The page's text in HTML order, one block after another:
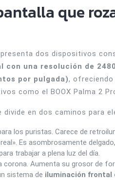
que
dos dispositivos
con una resolución de
por pulgada), ofreciendo
como el BOOX Palma 2
en dos caminos para
los puristas. Carece de
Es asombrosamente
trabajar a plena luz del día.
corona. Aumenta su grosor de
sistema de iluminación frontal